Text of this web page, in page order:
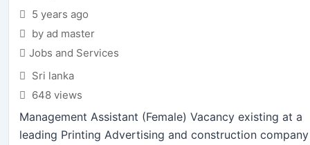
5 years ago
by ad master
Jobs and Services
Sri lanka
648 views
Management Assistant (Female) Vacancy existing at a
leading Printing Advertising and construction company